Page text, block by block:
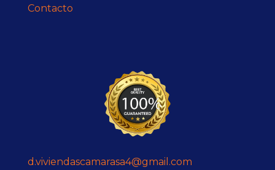
Contacto
d.viviendascamarasa4@gmail.com